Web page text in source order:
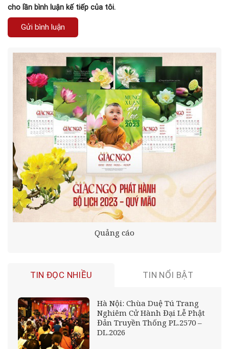
cho lần bình luận kế tiếp của tôi.
Quảng cáo
TIN ĐỌC NHIỀU TIN NỔI BẬT
Hà Nội: Chùa Duệ Tú Trang
Nghiêm Cử Hành Đại Lễ Phật
Đản Truyền Thống PL.2570 –
DL.2026